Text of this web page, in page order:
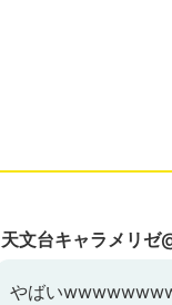
天文台キャラメリゼ
やばい